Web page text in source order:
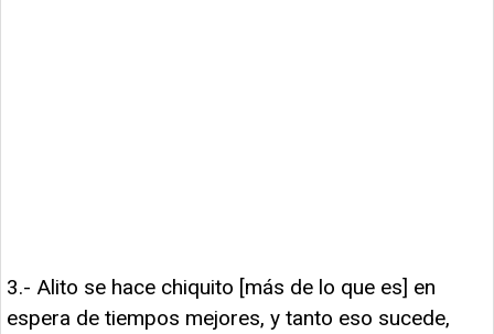
3.- Alito se hace chiquito [más de lo que es] en
espera de tiempos mejores, y tanto eso sucede,